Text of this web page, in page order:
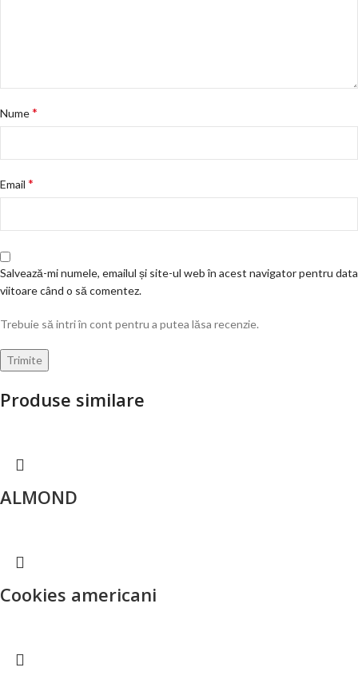
Nume*
Email *
Salvează-mi numele, emailul și site-ul web în acest navigator pentru data
viitoare când o să comentez.
Trebuie să intri în cont pentru a putea lăsa recenzie.
Produse similare
ALMOND
Cookies americani